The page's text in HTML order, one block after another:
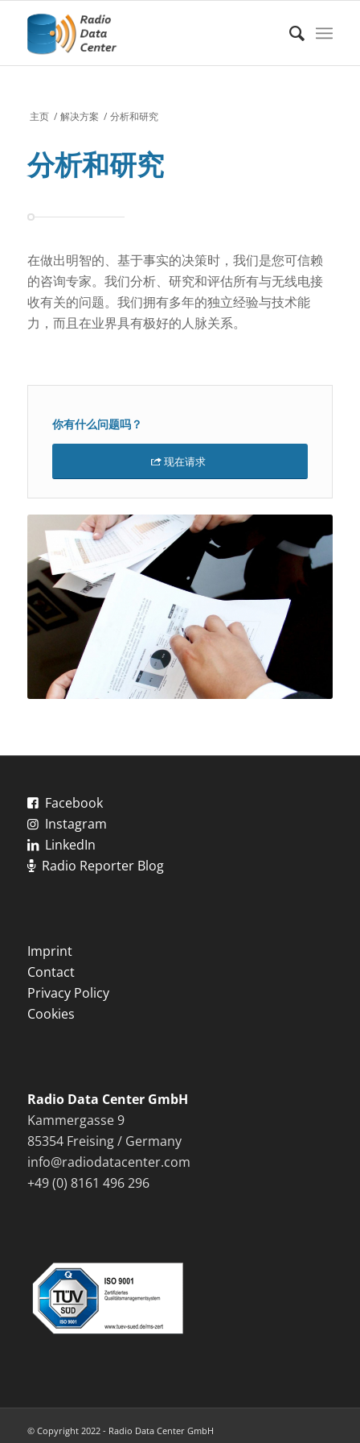
主页 / 解决方案 / 分析和研究
分析和研究
在做出明智的、基于事实的决策时，我们是您可信赖
的咨询专家。我们分析、研究和评估所有与无线电接
收有关的问题。我们拥有多年的独立经验与技术能
力，而且在业界具有极好的人脉关系。
你有什么问题吗？
现在请求
Facebook
Instagram
LinkedIn
Radio Reporter Blog
Imprint
Contact
Privacy Policy
Cookies
Radio Data Center GmbH
Kammergasse 9
85354 Freising / Germany
info@radiodatacenter.com
+49 (0) 8161 496 296
© Copyright 2022 - Radio Data Center GmbH